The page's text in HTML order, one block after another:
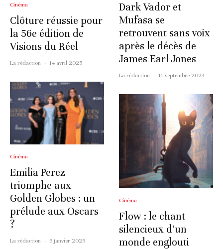
Cinéma
Clôture réussie pour
la 56e édition de
Visions du Réel
La rédaction · 14 avril 2025
Cinéma
Emilia Perez
triomphe aux
Golden Globes : un
prélude aux Oscars
?
La rédaction · 6 janvier 2025
Dark Vador et
Mufasa se
retrouvent sans voix
après le décès de
James Earl Jones
La rédaction · 11 septembre 2024
Cinéma
Flow : le chant
silencieux d’un
monde englouti